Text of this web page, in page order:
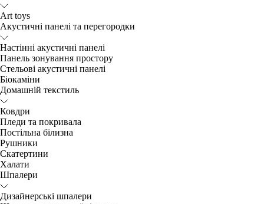
Art toys
Акустичні панелі та перегородки
Настінні акустичні панелі
Панель зонування простору
Стельові акустичні панелі
Біокаміни
Домашній текстиль
Ковдри
Пледи та покривала
Постільна білизна
Рушники
Скатертини
Халати
Шпалери
Дизайнерські шпалери